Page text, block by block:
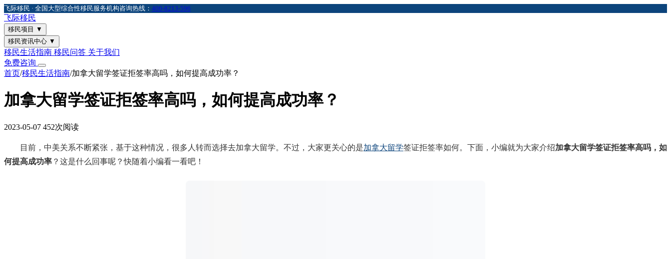
飞际移民 · 全国大型综合性移民服务机构咨询热线： 400-8213-596
飞际移民
移民项目 ▼
移民资讯中心 ▼
移民生活指南 移民问答 关于我们
免费咨询
首页/移民生活指南/加拿大留学签证拒签率高吗，如何提高成功率？
加拿大留学签证拒签率高吗，如何提高成功率？
2023-05-07 452次阅读
目前，中美关系不断紧张，基于这种情况，很多人转而选择去加拿大留学。不过，大家更关心的是加拿大留学签证拒签率如何。下面，小编就为大家介绍加拿大留学签证拒签率高吗，如
何提高成功率 ？这是什么回事呢？快随着小编看一看吧！